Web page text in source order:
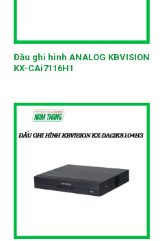
Đầu ghi hình ANALOG KBVISION
KX-CAi7116H1